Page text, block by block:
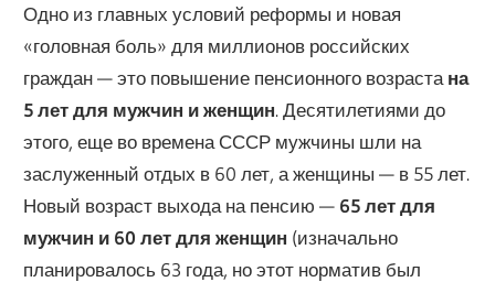
Одно из главных условий реформы и новая
«головная боль» для миллионов российских
граждан — это повышение пенсионного возраста на
5 лет для мужчин и женщин. Десятилетиями до
этого, еще во времена СССР мужчины шли на
заслуженный отдых в 60 лет, а женщины — в 55 лет.
Новый возраст выхода на пенсию — 65 лет для
мужчин и 60 лет для женщин (изначально
планировалось 63 года, но этот норматив был